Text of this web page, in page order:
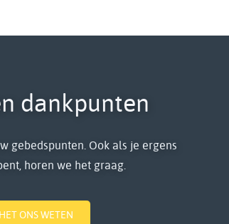
dankpunten
gebedspunten. Ook als je ergens
horen we het graag.
ONS WETEN